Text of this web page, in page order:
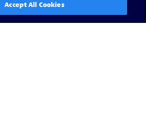
Accept All Cookies